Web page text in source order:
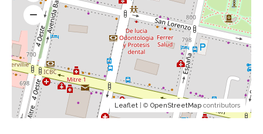
Leaflet | © OpenStreetMap contributors